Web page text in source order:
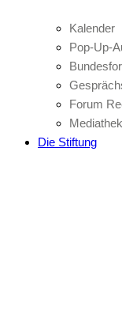
Kalender
Pop-Up-
Forum
Mediathek
Die Stiftung